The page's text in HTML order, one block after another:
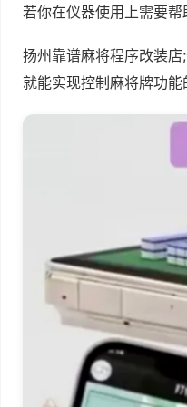
若你在仪器使用上需要
扬州靠谱麻将程序改装
就能实现控制麻将牌功能